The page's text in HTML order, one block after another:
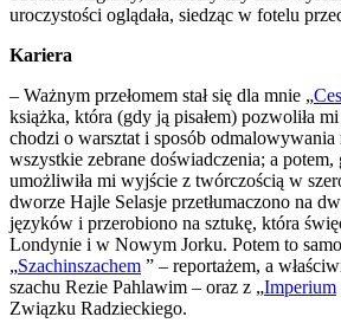
uroczystości oglądała, siedząc w fotelu
Kariera
– Ważnym przełomem stał się dla mnie „
książka, która (gdy ją pisałem) pozwoliła
chodzi o warsztat i sposób
wszystkie zebrane doświadczenia; a
umożliwiła mi wyjście z twórczością w
dworze Hajle Selasje przetłumaczono na
języków i przerobiono na sztukę, która
Londynie i w Nowym Jorku. Potem to samo
„Szachinszachem ” – reportażem, a
szachu Rezie Pahlawim – oraz z „Imperium
Związku Radzieckiego.